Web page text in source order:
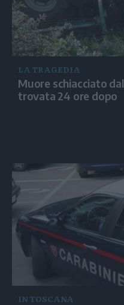
LA TRAGEDIA
Muore schiacciato
trovata 24 ore dopo
IN TOSCANA